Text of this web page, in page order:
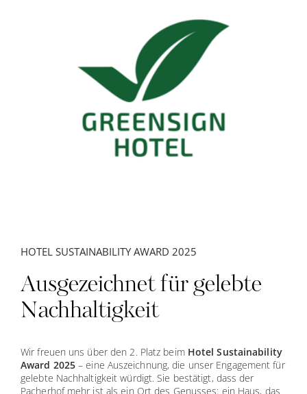
HOTEL SUSTAINABILITY AWARD 2025
Ausgezeichnet für gelebte
Nachhaltigkeit
Wir freuen uns über den 2. Platz beim Hotel Sustainability
Award 2025 – eine Auszeichnung, die unser Engagement für
gelebte Nachhaltigkeit würdigt. Sie bestätigt, dass der
Pacherhof mehr ist als ein Ort des Genusses: ein Haus, das
35° C
13° C
36° C